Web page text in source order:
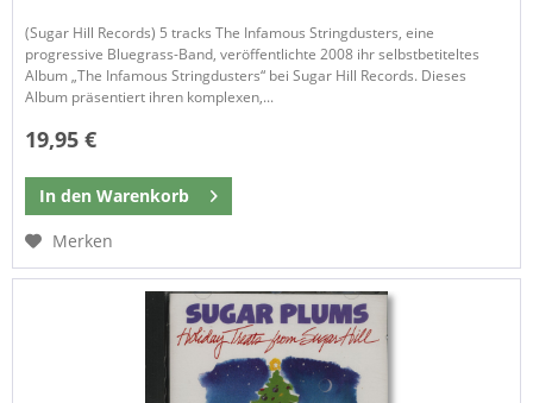
(Sugar Hill Records) 5 tracks The Infamous Stringdusters, eine
progressive Bluegrass-Band, veröffentlichte 2008 ihr selbstbetiteltes
Album „The Infamous Stringdusters“ bei Sugar Hill Records. Dieses
Album präsentiert ihren komplexen,...
19,95 €
In den Warenkorb
Merken